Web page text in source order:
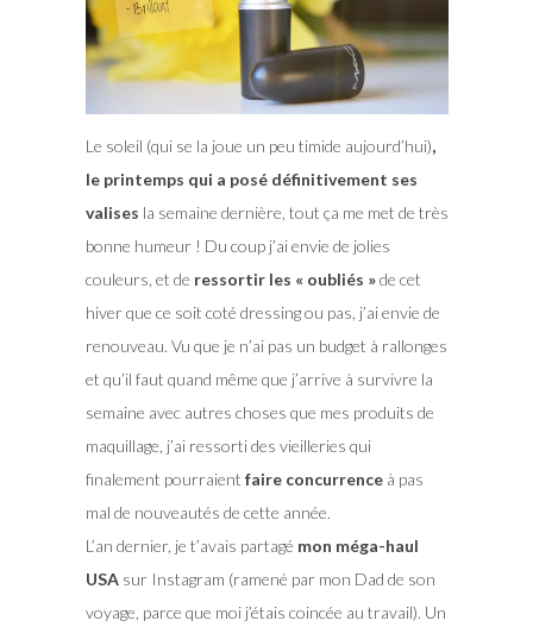
Le soleil (qui se la joue un peu timide aujourd’hui),
le printemps qui a posé définitivement ses
valises la semaine dernière, tout ça me met de très
bonne humeur ! Du coup j’ai envie de jolies
couleurs, et de ressortir les « oubliés »de cet
hiver que ce soit coté dressing ou pas, j’ai envie de
renouveau. Vu que je n’ai pas un budget à rallonges
et qu’il faut quand même que j’arrive à survivre la
semaine avec autres choses que mes produits de
maquillage, j’ai ressorti des vieilleries qui
finalement pourraient faire concurrenceà pas
mal de nouveautés de cette année.
L’an dernier, je t’avais partagé mon méga-haul
USAsur Instagram (ramené par mon Dad de son
voyage, parce que moi j’étais coincée au travail). Un